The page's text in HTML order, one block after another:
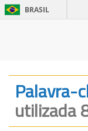
BRASIL
Palavra-
utilizada